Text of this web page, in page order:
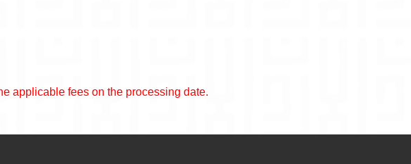
applicable fees on the processing date.